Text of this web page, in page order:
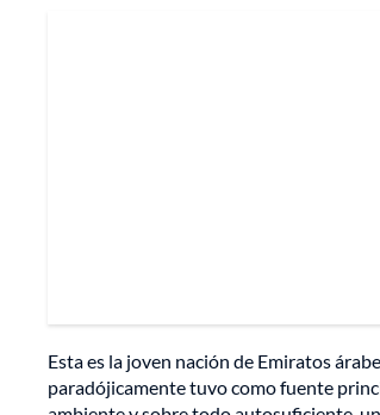
Esta es la joven nación de Emiratos
paradójicamente tuvo como fuente